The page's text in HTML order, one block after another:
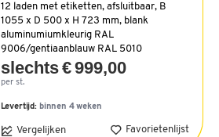
12 laden met etiketten, afsluitbaar, B
1055 x D 500 x H 723 mm, blank
aluminumiumkleurig RAL
9006/gentiaanblauw RAL 5010
slechts € 999,00
per st.
Levertijd: binnen 4 weken
Vergelijken Favorietenlijst